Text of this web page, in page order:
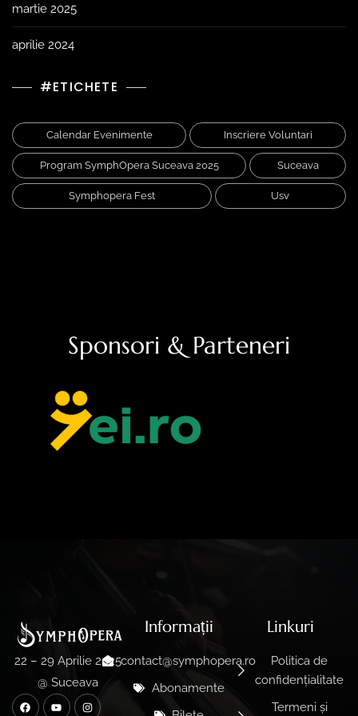
martie 2025
aprilie 2024
#ETICHETE
Calendar Evenimente Inscriere Voluntari
Program SymphOpera Suceava 2025 Suceava
Symphopera Fest Usv
Sponsori & Parteneri
22 – 29 Aprilie 2025
@ Suceava
Informații
contact@symphopera.ro
Abonamente
Linkuri
Politica de
confidențialitate
Termeni și